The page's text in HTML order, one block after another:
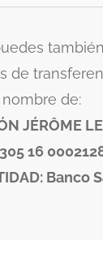
de
nombre de:
JÉRÔME
16
Banco